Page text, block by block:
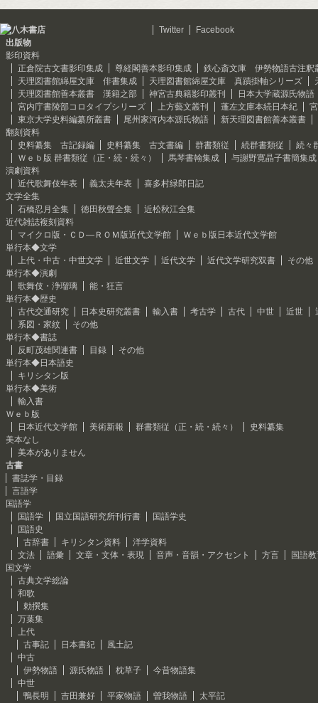
Twitter
Facebook
出版物
影印資料
正倉院古文書影印集成
尊経閣善本影印集成
鉄心斎文庫 伊勢物語古注釈
天理図書館綿屋文庫 俳書集成
天理図書館綿屋文庫 真蹟掛軸シリーズ
天理図書館善本叢書 漢籍之部
神宮古典籍影印叢刊
日本大学蔵源氏物語
宮内庁書陵部コロタイプシリーズ
上方藝文叢刊 蓬左文庫本続日本紀
東京大学史料編纂所叢書
尾州家河内本源氏物語
新天理図書館善本叢書
翻刻資料
史料纂集 古記録編
史料纂集 古文書編 群書類従 続群書類従
続々
Ｗｅｂ版 群書類従（正・続・続々）
馬琴書翰集成
与謝野寛晶子書簡集成
演劇資料
近代歌舞伎年表
義太夫年表
喜多村緑郎日記
文学全集
石橋忍月全集
徳田秋聲全集
近松秋江全集
近代雑誌複刻資料
マイクロ版・ＣＤ―ＲＯＭ版近代文学館
Ｗｅｂ版日本近代文学館
単行本◆文学
上代・中古・中世文学
近世文学 近代文学 近代文学研究双書
その他
単行本◆演劇
歌舞伎・浄瑠璃
能・狂言
単行本◆歴史
古代交通研究
日本史研究叢書 輸入書 考古学 古代 中世 近世
系図・家紋
その他
単行本◆書誌
反町茂雄関連書
目録
その他
単行本◆日本語史
キリシタン版
単行本◆美術
輸入書
Ｗｅｂ版
日本近代文学館
美術新報 群書類従（正・続・続々）
史料纂集
美本なし
美本がありません
古書
書誌学・目録
言語学
国語学
国語学
国立国語研究所刊行書
国語学史
国語史
古辞書
キリシタン資料
洋学資料
文法
語彙 文章・文体・表現 音声・音韻・アクセント 方言
国語
国文学
古典文学総論
和歌
勅撰集
万葉集
上代
古事記
日本書紀
風土記
中古
伊勢物語
源氏物語 枕草子
今昔物語集
中世
鴨長明
吉田兼好 平家物語 曽我物語
太平記